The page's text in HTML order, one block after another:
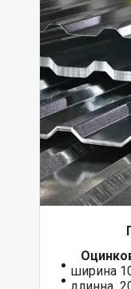
ширина
длинна